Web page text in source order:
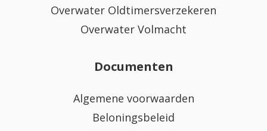
Overwater Oldtimersverzekeren
Overwater Volmacht
Documenten
Algemene voorwaarden
Beloningsbeleid